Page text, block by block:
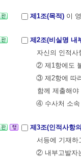
제1조(목적) 이
제2조(비실명 내
자신의 인적
② 제1항에도
③ 제2항에 따
함께 제출해야
④ 수사처 소속
제3조(인적사항
서등에 기재하
② 내부고발자